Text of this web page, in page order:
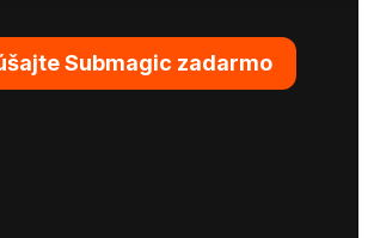
Submagic zadarmo